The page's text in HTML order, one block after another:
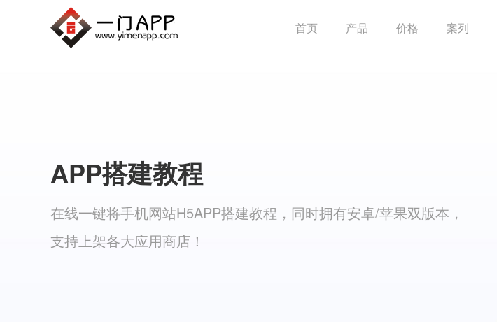
首页 产品 价格 案列
APP搭建教程
在线一键将手机网站H5APP搭建教程，同时拥有安卓/苹果双版本，
支持上架各大应用商店！